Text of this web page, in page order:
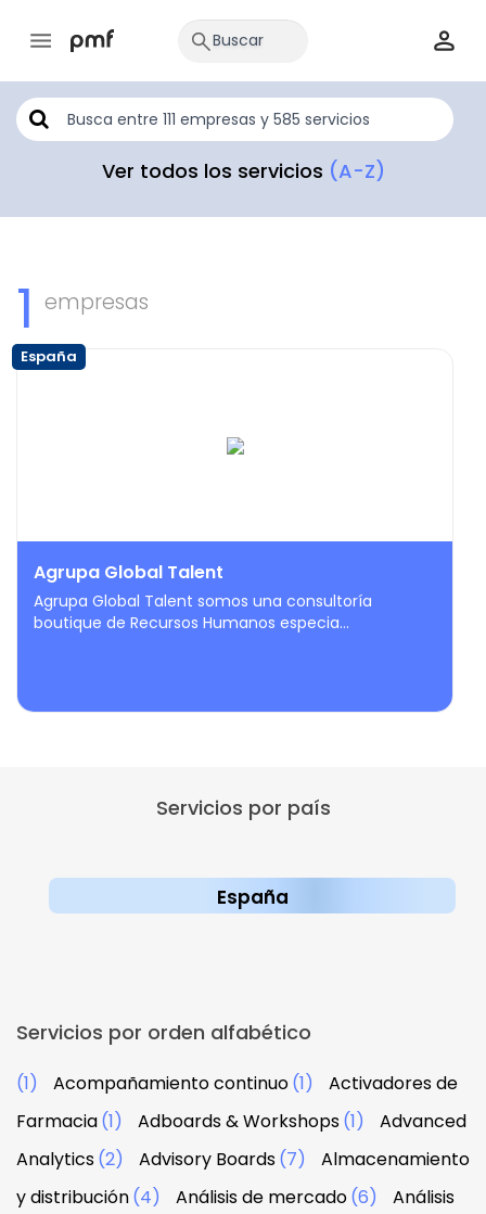
Ver todos los servicios (A-Z)
1 empresas
España
Agrupa Global Talent
Agrupa Global Talent somos una consultoría
boutique de Recursos Humanos especia...
Servicios por país
España
Servicios por orden alfabético
(1) Acompañamiento continuo(1)
Activadores de
Farmacia(1) Adboards & Workshops(1)
Advanced
Analytics(2) Advisory Boards(7)
Almacenamiento
y distribución(4) Análisis de mercado(6)
Análisis